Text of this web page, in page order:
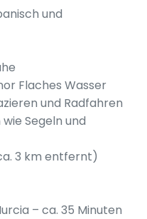
und
Flaches Wasser
und Radfahren
Segeln und
3 km entfernt)
– ca. 35 Minuten